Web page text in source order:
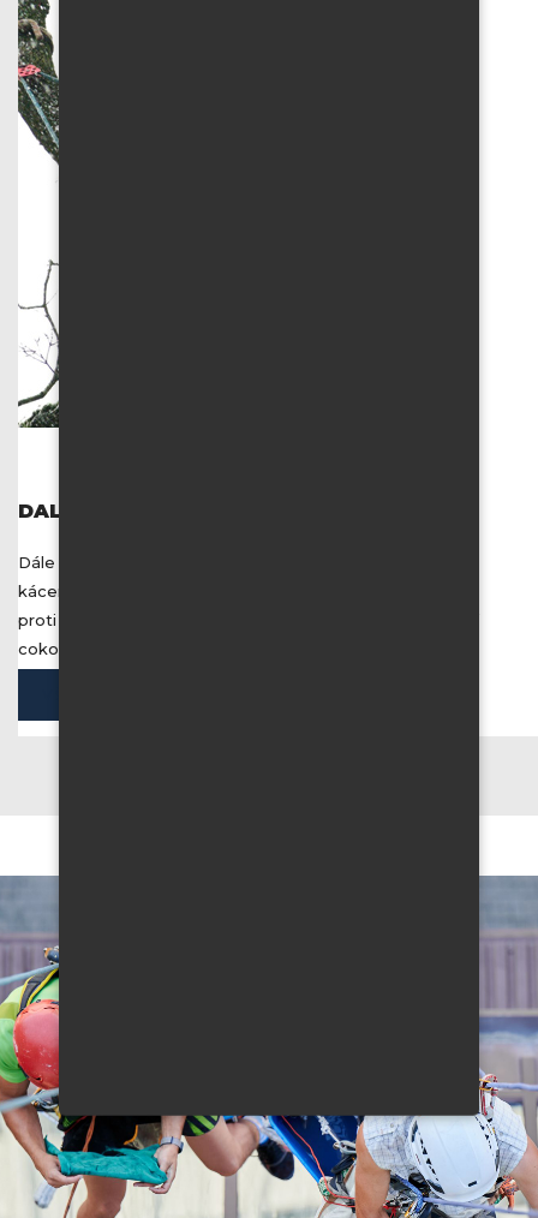
DALŠÍ SLUŽBY
Dále se věnujeme údržbě dřevin a zeleně, rizikovému
kácení, instalací zábran proti padaní sněhu, instalací sítí
proti ptactvu a mnohému dalšímu. Zkrátka děláme téměř
cokoli, kam běžně nedosáhnete.